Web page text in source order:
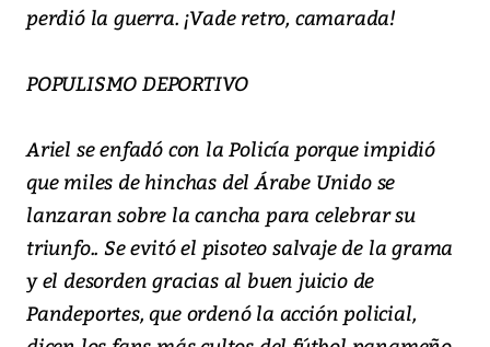
perdió la guerra. ¡Vade retro, camarada!
POPULISMO DEPORTIVO
Ariel se enfadó con la Policía porque impidió
que miles de hinchas del Árabe Unido se
lanzaran sobre la cancha para celebrar su
triunfo.. Se evitó el pisoteo salvaje de la grama
y el desorden gracias al buen juicio de
Pandeportes, que ordenó la acción policial,